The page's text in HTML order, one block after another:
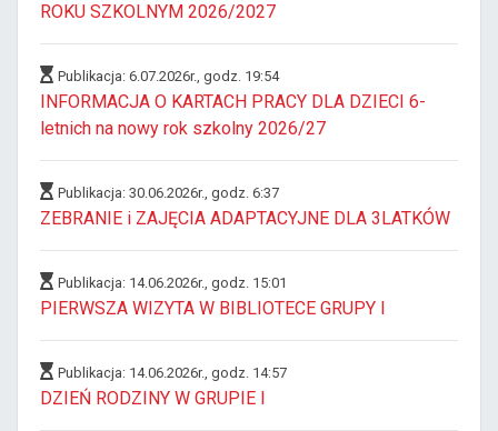
ROKU SZKOLNYM 2026/2027
Publikacja: 6.07.2026r., godz. 19:54
INFORMACJA O KARTACH PRACY DLA DZIECI 6-
letnich na nowy rok szkolny 2026/27
Publikacja: 30.06.2026r., godz. 6:37
ZEBRANIE i ZAJĘCIA ADAPTACYJNE DLA 3LATKÓW
Publikacja: 14.06.2026r., godz. 15:01
PIERWSZA WIZYTA W BIBLIOTECE GRUPY I
Publikacja: 14.06.2026r., godz. 14:57
DZIEŃ RODZINY W GRUPIE I